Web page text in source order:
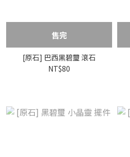
售完
[原石] 巴西黑碧璽 滾石
NT$80